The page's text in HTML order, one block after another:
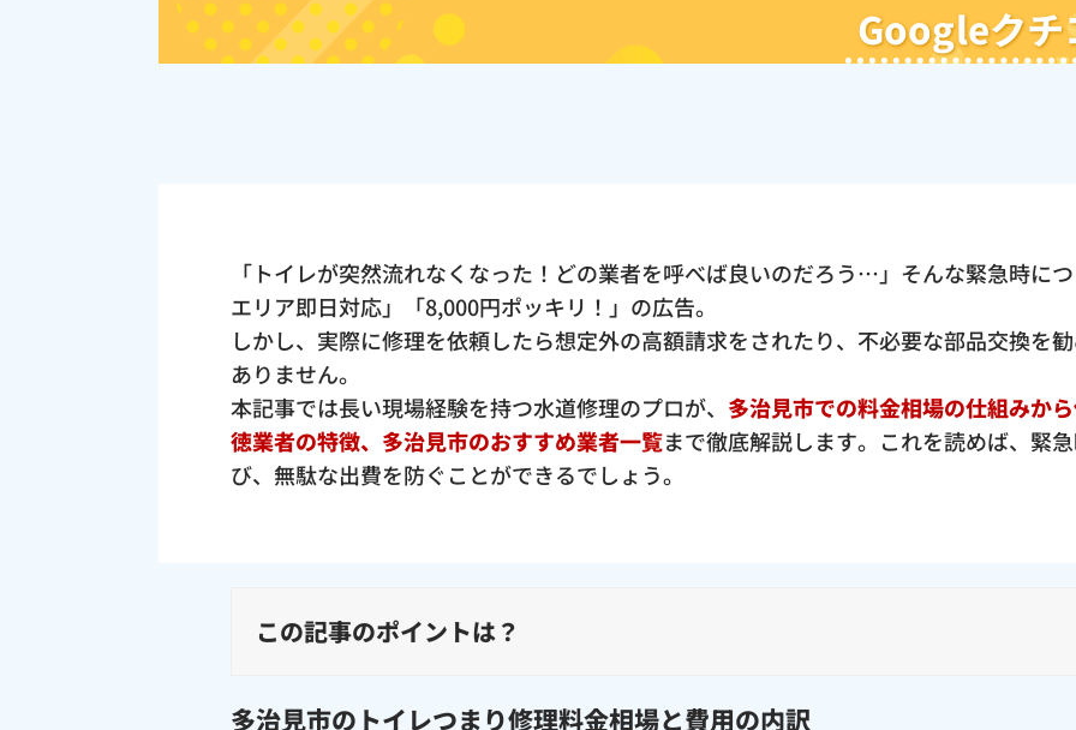
Googleクチ
「トイレが突然流れなくなった！どの業者を呼べば良いのだろう…」そんな緊急時に
エリア即日対応」「8,000円ポッキリ！」の広告。
しかし、実際に修理を依頼したら想定外の高額請求をされたり、不必要な部品交換を
ありません。
本記事では長い現場経験を持つ水道修理のプロが、 多治見市での料金相場の仕組みか
徳業者の特徴、多治見市のおすすめ業者一覧まで徹底解説します。これを読めば、緊
び、無駄な出費を防ぐことができるでしょう。
この記事のポイントは？
多治見市のトイレつまり修理料金相場と費用の内訳